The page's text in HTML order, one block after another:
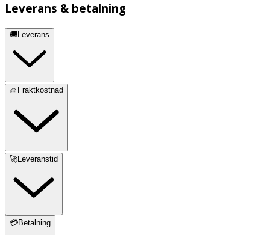
Leverans & betalning
🚚Leverans
🧺Fraktkostnad
🚀Leveranstid
💳Betalning